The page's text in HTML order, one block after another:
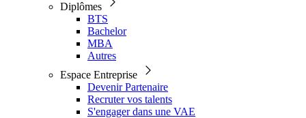
Diplômes
BTS
Bachelor
MBA
Autres
Espace Entreprise
Devenir Partenaire
Recruter vos talents
S'engager dans une VAE